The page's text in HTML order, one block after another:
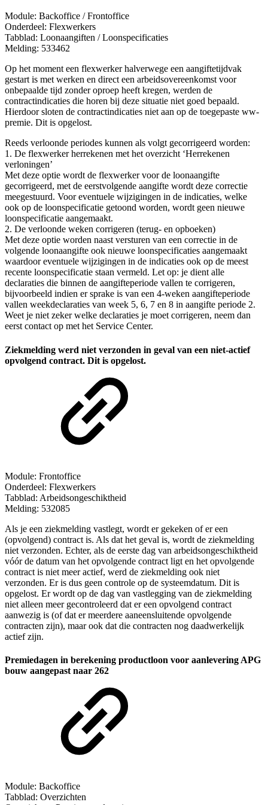
Module: Backoffice / Frontoffice
Onderdeel: Flexwerkers
Tabblad: Loonaangiften / Loonspecificaties
Melding: 533462
Op het moment een flexwerker halverwege een aangiftetijdvak
gestart is met werken en direct een arbeidsovereenkomst voor
onbepaalde tijd zonder oproep heeft kregen, werden de
contractindicaties die horen bij deze situatie niet goed bepaald.
Hierdoor sloten de contractindicaties niet aan op de toegepaste ww-
premie. Dit is opgelost.
Reeds verloonde periodes kunnen als volgt gecorrigeerd worden:
1. De flexwerker herrekenen met het overzicht ‘Herrekenen
verloningen’
Met deze optie wordt de flexwerker voor de loonaangifte
gecorrigeerd, met de eerstvolgende aangifte wordt deze correctie
meegestuurd. Voor eventuele wijzigingen in de indicaties, welke
ook op de loonspecificatie getoond worden, wordt geen nieuwe
loonspecificatie aangemaakt.
2. De verloonde weken corrigeren (terug- en opboeken)
Met deze optie worden naast versturen van een correctie in de
volgende loonaangifte ook nieuwe loonspecificaties aangemaakt
waardoor eventuele wijzigingen in de indicaties ook op de meest
recente loonspecificatie staan vermeld. Let op: je dient alle
declaraties die binnen de aangifteperiode vallen te corrigeren,
bijvoorbeeld indien er sprake is van een 4-weken aangifteperiode
vallen weekdeclaraties van week 5, 6, 7 en 8 in aangifte periode 2.
Weet je niet zeker welke declaraties je moet corrigeren, neem dan
eerst contact op met het Service Center.
Ziekmelding werd niet verzonden in geval van een niet-actief
opvolgend contract. Dit is opgelost.
Module: Frontoffice
Onderdeel: Flexwerkers
Tabblad: Arbeidsongeschiktheid
Melding: 532085
Als je een ziekmelding vastlegt, wordt er gekeken of er een
(opvolgend) contract is. Als dat het geval is, wordt de ziekmelding
niet verzonden. Echter, als de eerste dag van arbeidsongeschiktheid
vóór de datum van het opvolgende contract ligt en het opvolgende
contract is niet meer actief, werd de ziekmelding ook niet
verzonden. Er is dus geen controle op de systeemdatum. Dit is
opgelost. Er wordt op de dag van vastlegging van de ziekmelding
niet alleen meer gecontroleerd dat er een opvolgend contract
aanwezig is (of dat er meerdere aaneensluitende opvolgende
contracten zijn), maar ook dat die contracten nog daadwerkelijk
actief zijn.
Premiedagen in berekening productloon voor aanlevering APG
bouw aangepast naar 262
Module: Backoffice
Tabblad: Overzichten